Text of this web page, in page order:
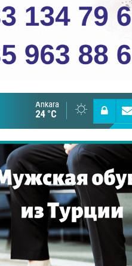
Эрдоган: «15
Ankara
24 °C